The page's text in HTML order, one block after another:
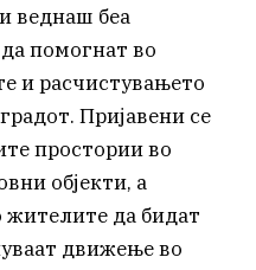
веднаш беа
помогнат во
и расчистувањето
Пријавени се
простории во
објекти, а
да бидат
движење во